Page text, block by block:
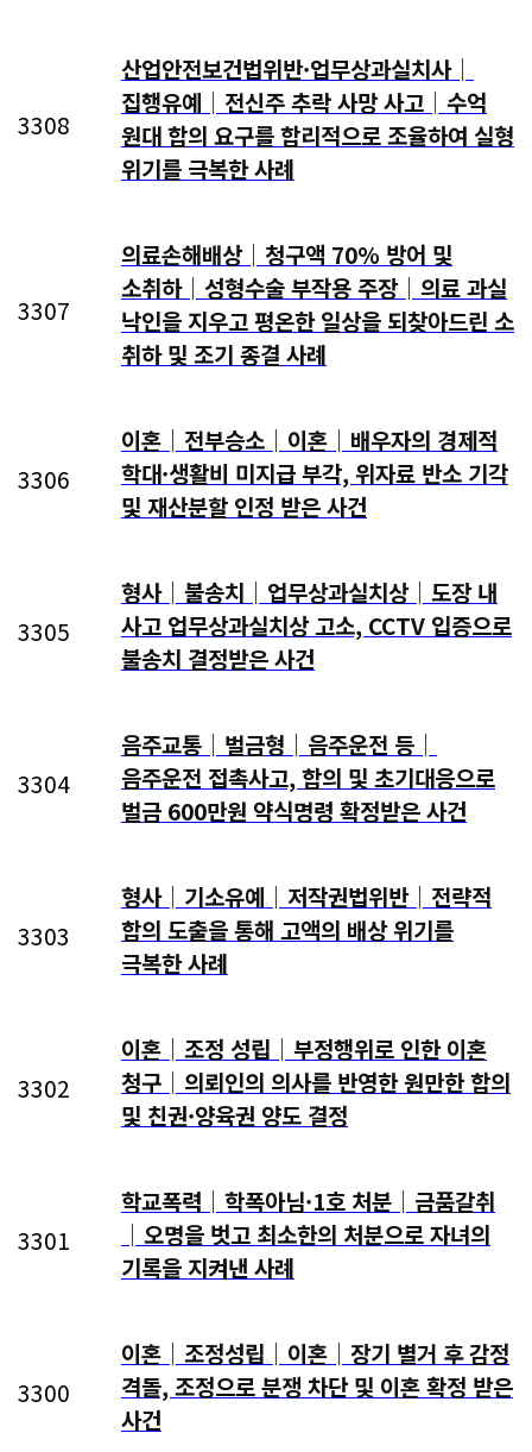
3308
산업안전보건법위반·업무상과실치사│
집행유예│전신주 추락 사망 사고│수억
원대 합의 요구를 합리적으로 조율하여 실형
위기를 극복한 사례
3307
의료손해배상│청구액 70% 방어 및
소취하│성형수술 부작용 주장│의료 과실
낙인을 지우고 평온한 일상을 되찾아드린 소
취하 및 조기 종결 사례
3306
이혼│전부승소│이혼│배우자의 경제적
학대·생활비 미지급 부각, 위자료 반소 기각
및 재산분할 인정 받은 사건
3305
형사│불송치│업무상과실치상│도장 내
사고 업무상과실치상 고소, CCTV 입증으로
불송치 결정받은 사건
3304
음주교통│벌금형│음주운전 등│
음주운전 접촉사고, 합의 및 초기대응으로
벌금 600만원 약식명령 확정받은 사건
3303
형사│기소유예│저작권법위반│전략적
합의 도출을 통해 고액의 배상 위기를
극복한 사례
3302
이혼│조정 성립│부정행위로 인한 이혼
청구│의뢰인의 의사를 반영한 원만한 합의
및 친권·양육권 양도 결정
3301
학교폭력│학폭아님·1호 처분│금품갈취
│오명을 벗고 최소한의 처분으로 자녀의
기록을 지켜낸 사례
3300
이혼│조정성립│이혼│장기 별거 후 감정
격돌, 조정으로 분쟁 차단 및 이혼 확정 받은
사건